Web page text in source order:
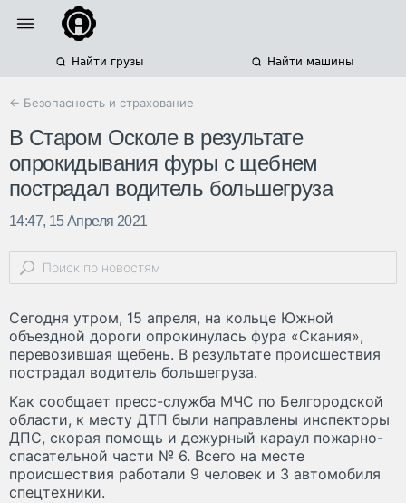
Найти грузы Найти машины
← Безопасность и страхование
В Старом Осколе в результате
опрокидывания фуры с щебнем
пострадал водитель большегруза
14:47, 15 Апреля 2021
Сегодня утром, 15 апреля, на кольце Южной
объездной дороги опрокинулась фура «Скания»,
перевозившая щебень. В результате происшествия
пострадал водитель большегруза.
Как сообщает пресс-служба МЧС по Белгородской
области, к месту ДТП были направлены инспекторы
ДПС, скорая помощь и дежурный караул пожарно-
спасательной части № 6. Всего на месте
происшествия работали 9 человек и 3 автомобиля
спецтехники.